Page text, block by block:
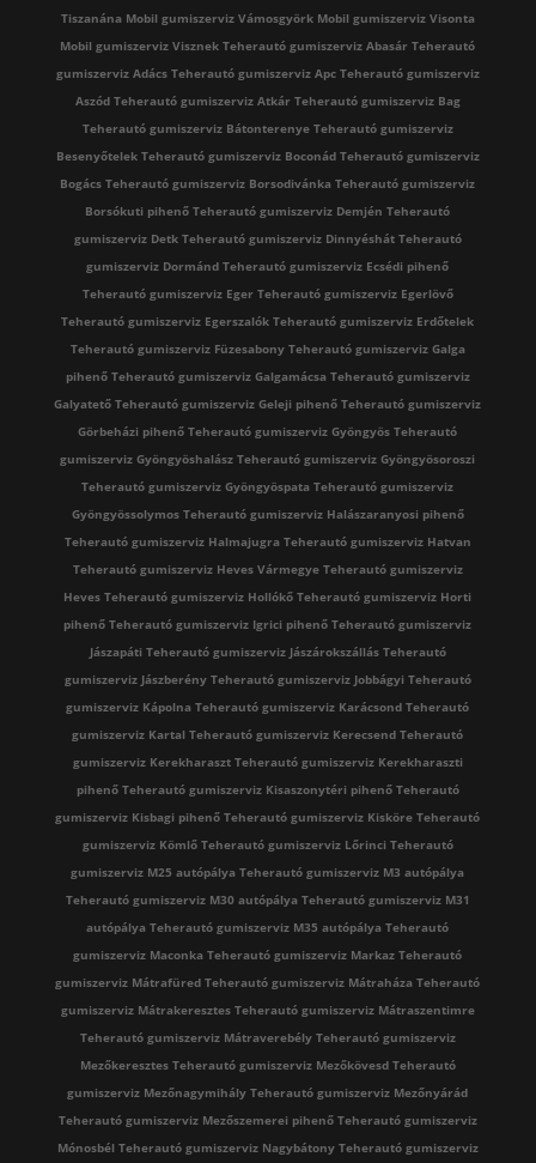
Tiszanána Mobil gumiszerviz Vámosgyörk Mobil gumiszerviz Visonta
Mobil gumiszerviz Visznek Teherautó gumiszerviz Abasár Teherautó
gumiszerviz Adács Teherautó gumiszerviz Apc Teherautó gumiszerviz
Aszód Teherautó gumiszerviz Atkár Teherautó gumiszerviz Bag
Teherautó gumiszerviz Bátonterenye Teherautó gumiszerviz
Besenyőtelek Teherautó gumiszerviz Boconád Teherautó gumiszerviz
Bogács Teherautó gumiszerviz Borsodivánka Teherautó gumiszerviz
Borsókuti pihenő Teherautó gumiszerviz Demjén Teherautó
gumiszerviz Detk Teherautó gumiszerviz Dinnyéshát Teherautó
gumiszerviz Dormánd Teherautó gumiszerviz Ecsédi pihenő
Teherautó gumiszerviz Eger Teherautó gumiszerviz Egerlövő
Teherautó gumiszerviz Egerszalók Teherautó gumiszerviz Erdőtelek
Teherautó gumiszerviz Füzesabony Teherautó gumiszerviz Galga
pihenő Teherautó gumiszerviz Galgamácsa Teherautó gumiszerviz
Galyatető Teherautó gumiszerviz Geleji pihenő Teherautó gumiszerviz
Görbeházi pihenő Teherautó gumiszerviz Gyöngyös Teherautó
gumiszerviz Gyöngyöshalász Teherautó gumiszerviz Gyöngyösoroszi
Teherautó gumiszerviz Gyöngyöspata Teherautó gumiszerviz
Gyöngyössolymos Teherautó gumiszerviz Halászaranyosi pihenő
Teherautó gumiszerviz Halmajugra Teherautó gumiszerviz Hatvan
Teherautó gumiszerviz Heves Vármegye Teherautó gumiszerviz
Heves Teherautó gumiszerviz Hollókő Teherautó gumiszerviz Horti
pihenő Teherautó gumiszerviz Igrici pihenő Teherautó gumiszerviz
Jászapáti Teherautó gumiszerviz Jászárokszállás Teherautó
gumiszerviz Jászberény Teherautó gumiszerviz Jobbágyi Teherautó
gumiszerviz Kápolna Teherautó gumiszerviz Karácsond Teherautó
gumiszerviz Kartal Teherautó gumiszerviz Kerecsend Teherautó
gumiszerviz Kerekharaszt Teherautó gumiszerviz Kerekharaszti
pihenő Teherautó gumiszerviz Kisaszonytéri pihenő Teherautó
gumiszerviz Kisbagi pihenő Teherautó gumiszerviz Kisköre Teherautó
gumiszerviz Kömlő Teherautó gumiszerviz Lőrinci Teherautó
gumiszerviz M25 autópálya Teherautó gumiszerviz M3 autópálya
Teherautó gumiszerviz M30 autópálya Teherautó gumiszerviz M31
autópálya Teherautó gumiszerviz M35 autópálya Teherautó
gumiszerviz Maconka Teherautó gumiszerviz Markaz Teherautó
gumiszerviz Mátrafüred Teherautó gumiszerviz Mátraháza Teherautó
gumiszerviz Mátrakeresztes Teherautó gumiszerviz Mátraszentimre
Teherautó gumiszerviz Mátraverebély Teherautó gumiszerviz
Mezőkeresztes Teherautó gumiszerviz Mezőkövesd Teherautó
gumiszerviz Mezőnagymihály Teherautó gumiszerviz Mezőnyárád
Teherautó gumiszerviz Mezőszemerei pihenő Teherautó gumiszerviz
Mónosbél Teherautó gumiszerviz Nagybátony Teherautó gumiszerviz